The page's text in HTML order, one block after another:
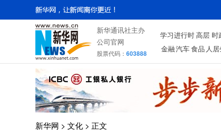
新华通讯社主办
公司官网
股票代码： 603888
学习进行时 高层 时
金融 汽车 食品 人
新华网 > 文化 > 正文